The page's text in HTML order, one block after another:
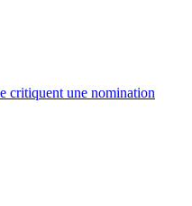
critiquent une nomination